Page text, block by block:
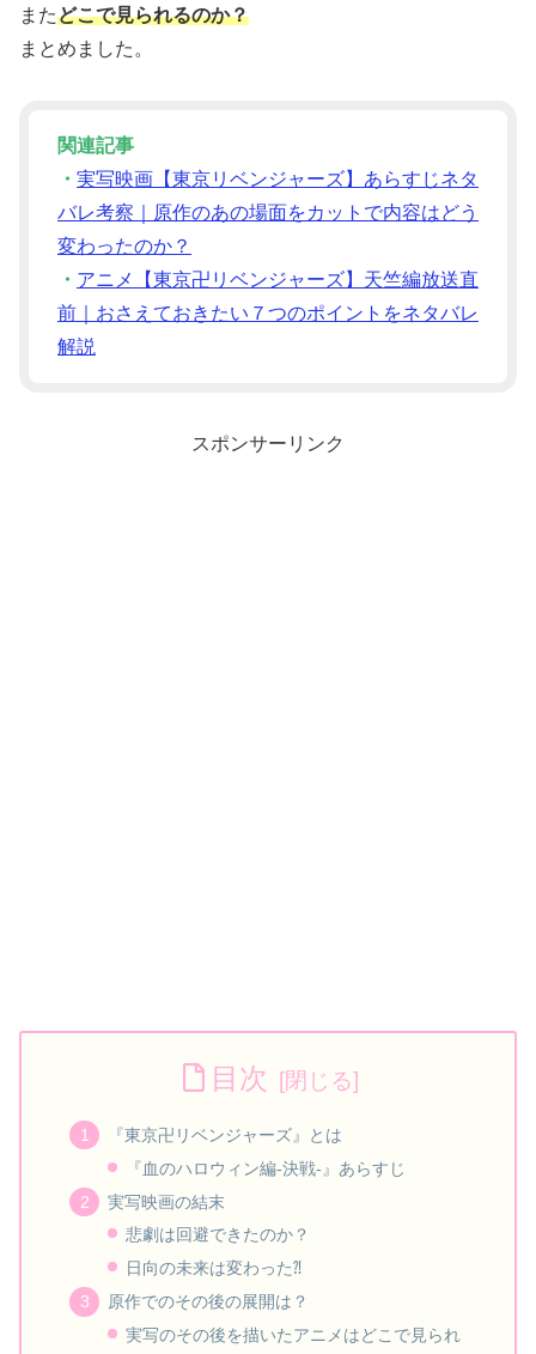
またどこで見られるのか？
まとめました。
関連記事
・ 実写映画【東京リベンジャーズ】あらすじネタ
バレ考察｜原作のあの場面をカットで内容はどう
変わったのか？
・ アニメ【東京卍リベンジャーズ】天竺編放送直
前｜おさえておきたい７つのポイントをネタバレ
解説
スポンサーリンク
目次
『東京卍リベンジャーズ』とは
『血のハロウィン編-決戦-』あらすじ
実写映画の結末
悲劇は回避できたのか？
日向の未来は変わった⁈
原作でのその後の展開は？
実写のその後を描いたアニメはどこで見られ